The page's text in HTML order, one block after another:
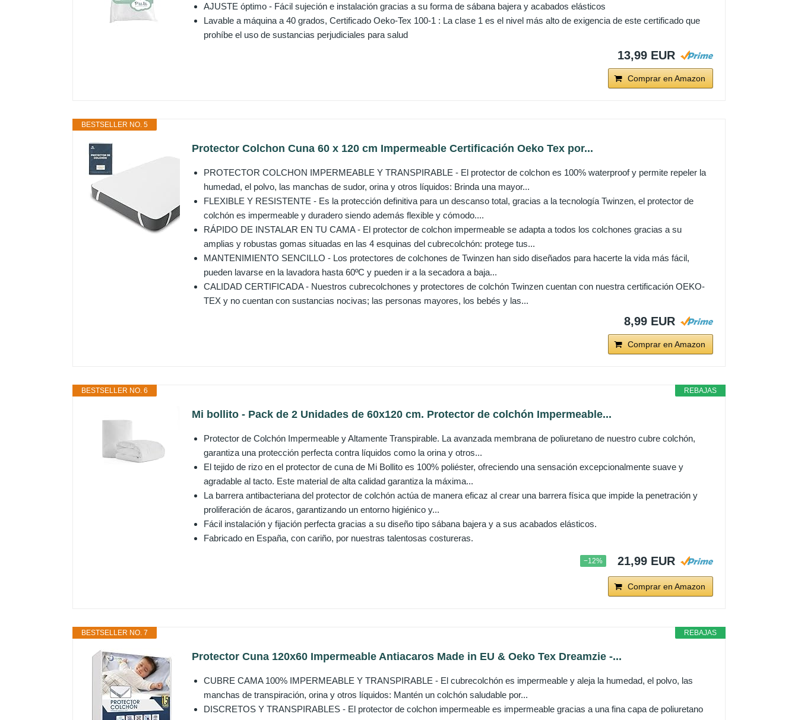
AJUSTE óptimo - Fácil sujeción e instalación gracias a su forma de sábana bajera y acabados elásticos
Lavable a máquina a 40 grados, Certificado Oeko-Tex 100-1 : La clase 1 es el nivel más alto de exigencia de este certificado que
prohíbe el uso de sustancias perjudiciales para salud
13,99 EUR
Comprar en Amazon
BESTSELLER NO. 5
Protector Colchon Cuna 60 x 120 cm Impermeable Certificación Oeko Tex por...
PROTECTOR COLCHON IMPERMEABLE Y TRANSPIRABLE - El protector de colchon es 100% waterproof y permite repeler la
humedad, el polvo, las manchas de sudor, orina y otros líquidos: Brinda una mayor...
FLEXIBLE Y RESISTENTE - Es la protección definitiva para un descanso total, gracias a la tecnología Twinzen, el protector de
colchón es impermeable y duradero siendo además flexible y cómodo....
RÁPIDO DE INSTALAR EN TU CAMA - El protector de colchon impermeable se adapta a todos los colchones gracias a su
amplias y robustas gomas situadas en las 4 esquinas del cubrecolchón: protege tus...
MANTENIMIENTO SENCILLO - Los protectores de colchones de Twinzen han sido diseñados para hacerte la vida más fácil,
pueden lavarse en la lavadora hasta 60ºC y pueden ir a la secadora a baja...
CALIDAD CERTIFICADA - Nuestros cubrecolchones y protectores de colchón Twinzen cuentan con nuestra certificación OEKO-
TEX y no cuentan con sustancias nocivas; las personas mayores, los bebés y las...
8,99 EUR
Comprar en Amazon
REBAJAS
BESTSELLER NO. 6
Mi bollito - Pack de 2 Unidades de 60x120 cm. Protector de colchón Impermeable...
Protector de Colchón Impermeable y Altamente Transpirable. La avanzada membrana de poliuretano de nuestro cubre colchón,
garantiza una protección perfecta contra líquidos como la orina y otros...
El tejido de rizo en el protector de cuna de Mi Bollito es 100% poliéster, ofreciendo una sensación excepcionalmente suave y
agradable al tacto. Este material de alta calidad garantiza la máxima...
La barrera antibacteriana del protector de colchón actúa de manera eficaz al crear una barrera física que impide la penetración y
proliferación de ácaros, garantizando un entorno higiénico y...
Fácil instalación y fijación perfecta gracias a su diseño tipo sábana bajera y a sus acabados elásticos.
Fabricado en España, con cariño, por nuestras talentosas costureras.
−12% 21,99 EUR
Comprar en Amazon
REBAJAS
BESTSELLER NO. 7
Protector Cuna 120x60 Impermeable Antiacaros Made in EU & Oeko Tex Dreamzie -...
CUBRE CAMA 100% IMPERMEABLE Y TRANSPIRABLE - El cubrecolchón es impermeable y aleja la humedad, el polvo, las
manchas de transpiración, orina y otros líquidos: Mantén un colchón saludable por...
DISCRETOS Y TRANSPIRABLES - El protector de colchon impermeable es impermeable gracias a una fina capa de poliuretano